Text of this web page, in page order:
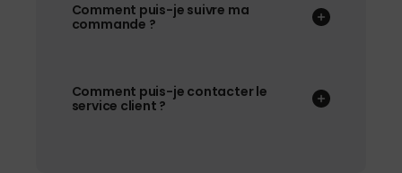
Comment puis-je suivre ma
commande ?
Comment puis-je contacter le
service client ?